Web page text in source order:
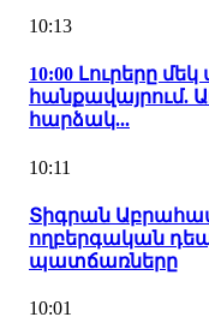
10:13
10:00 Լուրերը
հանքավայրում.
հարձակ...
10:11
Տիգրան
ողբերգական
պատճառները
10:01